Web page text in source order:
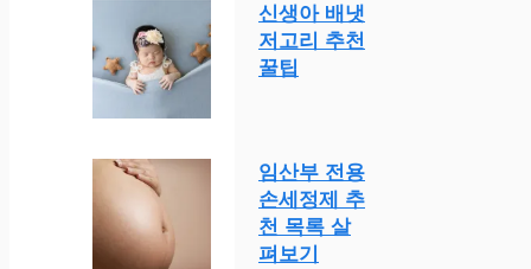
신생아 배냇
저고리 추천
꿀팁
임산부 전용
손세정제 추
천 목록 살
펴보기